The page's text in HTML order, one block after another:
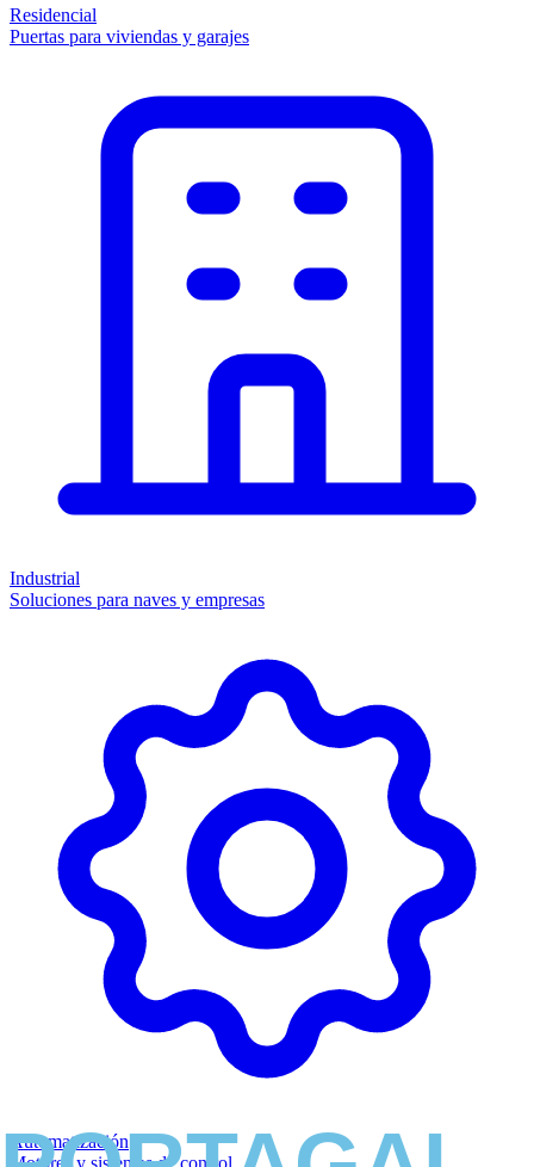
Residencial
Puertas para viviendas y garajes
Industrial
Soluciones para naves y empresas
Automatización
Motores y sistemas de control